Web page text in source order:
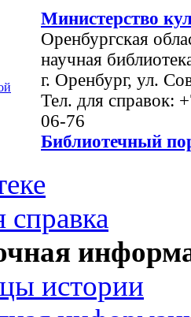
Министерство
Оренбургская
научная
г. Оренбург, ул.
Тел. для справок:
06-76
Библиотечный
справка
истории